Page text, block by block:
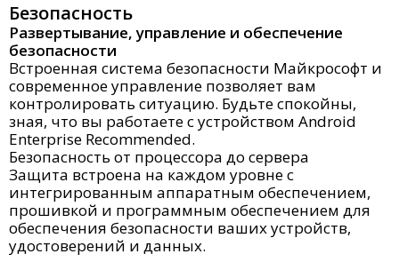
Безопасность
Развертывание, управление и обеспечение
безопасности
Встроенная система безопасности Майкрософт и
современное управление позволяет вам
контролировать ситуацию. Будьте спокойны,
зная, что вы работаете с устройством Android
Enterprise Recommended.
Безопасность от процессора до сервера
Защита встроена на каждом уровне с
интегрированным аппаратным обеспечением,
прошивкой и программным обеспечением для
обеспечения безопасности ваших устройств,
удостоверений и данных.